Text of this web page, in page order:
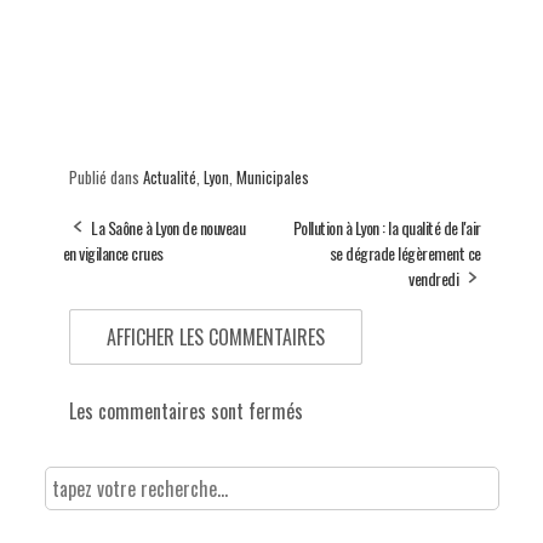
Publié dans Actualité Lyon Municipales
La Saône à Lyon de nouveau
en vigilance crues
Pollution à Lyon : la qualité de l'air
se dégrade légèrement ce
vendredi
AFFICHER LES COMMENTAIRES
Les commentaires sont fermés